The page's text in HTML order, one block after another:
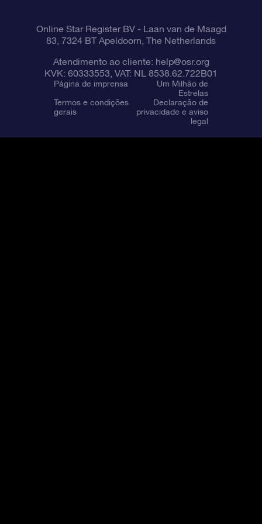
Online Star Register BV- Laan van de Maagd
83, 7324 BT Apeldoorn, The Netherlands
Atendimento ao cliente: help@osr.org
KVK: 60333553, VAT: NL 8538.62.722B01
Página de imprensa
Um Milhão de
Estrelas
Termos e condições
gerais
Declaração de
privacidade e aviso
legal